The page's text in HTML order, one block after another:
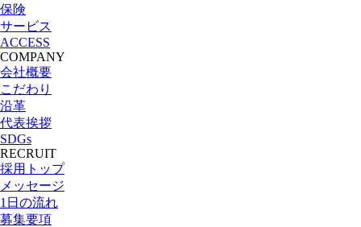
保険
サービス
ACCESS
COMPANY
会社概要
こだわり
沿革
代表挨拶
SDGs
RECRUIT
採用トップ
メッセージ
1日の流れ
募集要項